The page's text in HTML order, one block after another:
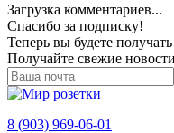
Загрузка комментариев...
Спасибо за подписку!
Теперь вы будете
Получайте свежие
8 (903) 969-06-01